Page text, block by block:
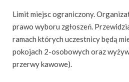
Limit miejsc ograniczony.
prawo wyboru zgłoszeń.
ramach których uczestnicy będą
pokojach 2-osobowych oraz
przerwy kawowe).